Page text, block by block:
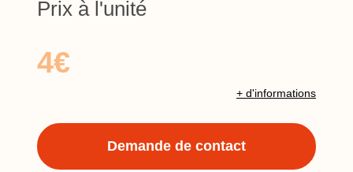
Prix à l'unité
4€
+ d'informations
Demande de contact